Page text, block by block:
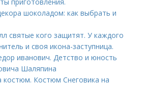
шоколадом: как выбрать и
святые кого защитят. У каждого
и своя икона-заступница.
иванович. Детство и юность
Шаляпина
костюм. Костюм Снеговика на